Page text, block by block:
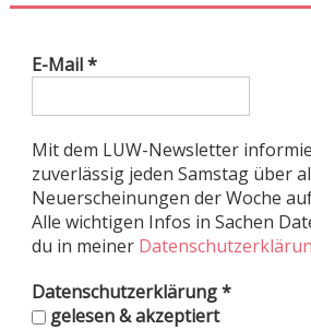
E-Mail*
Mit dem LUW-Newsletter
zuverlässig jeden Samstag über
Neuerscheinungen der Woche
Alle wichtigen Infos in Sachen
du in meiner
Datenschutzerklärung*
gelesen & akzeptiert